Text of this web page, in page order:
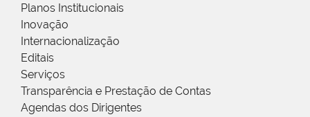
Planos Institucionais
Inovação
Internacionalização
Editais
Serviços
Transparência e Prestação de Contas
Agendas dos Dirigentes